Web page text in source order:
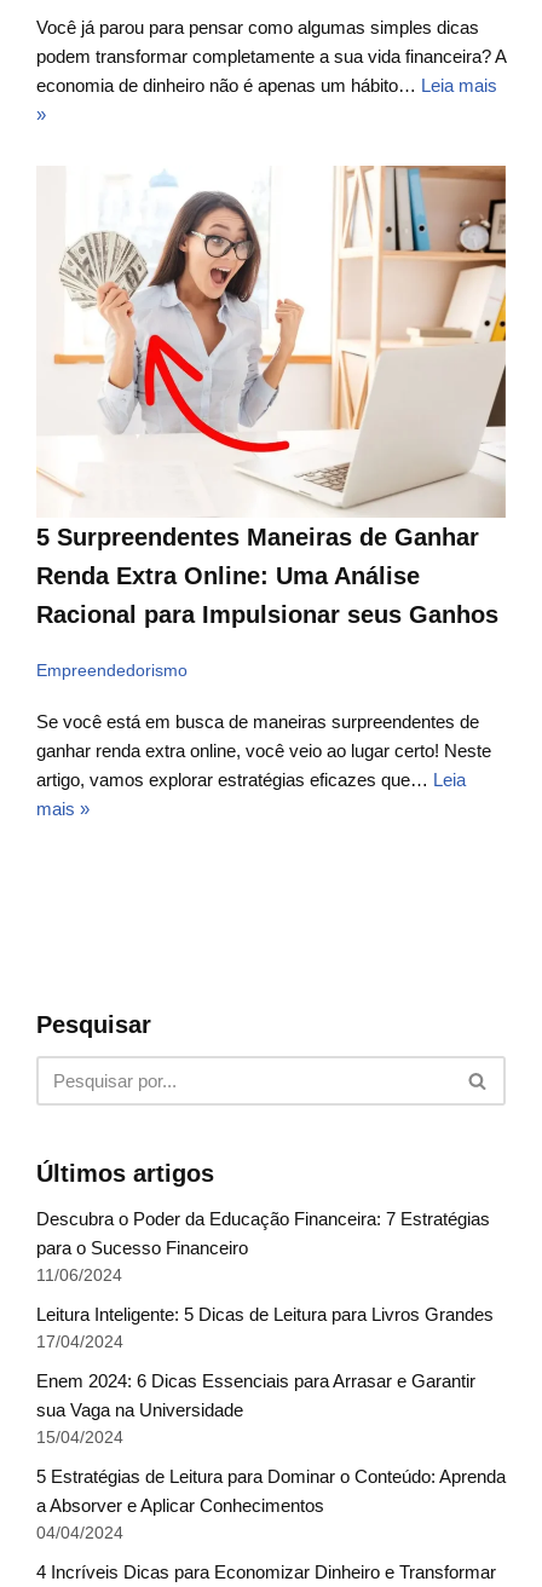
Você já parou para pensar como algumas simples dicas
podem transformar completamente a sua vida financeira? A
economia de dinheiro não é apenas um hábito… Leia mais
»
5 Surpreendentes Maneiras de Ganhar
Renda Extra Online: Uma Análise
Racional para Impulsionar seus Ganhos
Empreendedorismo
Se você está em busca de maneiras surpreendentes de
ganhar renda extra online, você veio ao lugar certo! Neste
artigo, vamos explorar estratégias eficazes que… Leia
mais »
Pesquisar
Últimos artigos
Descubra o Poder da Educação Financeira: 7 Estratégias
para o Sucesso Financeiro
11/06/2024
Leitura Inteligente: 5 Dicas de Leitura para Livros Grandes
17/04/2024
Enem 2024: 6 Dicas Essenciais para Arrasar e Garantir
sua Vaga na Universidade
15/04/2024
5 Estratégias de Leitura para Dominar o Conteúdo: Aprenda
a Absorver e Aplicar Conhecimentos
04/04/2024
4 Incríveis Dicas para Economizar Dinheiro e Transformar